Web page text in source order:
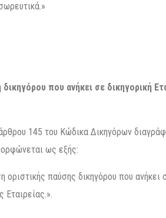
δικηγόρου που ανήκει σε δικηγορική
145 του Κώδικα Δικηγόρων
ως εξής:
οριστικής παύσης δικηγόρου που ανήκει
Εταιρείας.».